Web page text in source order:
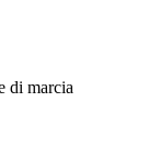
di marcia